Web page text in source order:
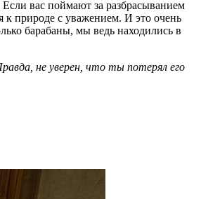
вас поймают за разбрасыванием
к природе с уважением. И это очень
барабаны, мы ведь находились в
не уверен, что ты потерял его